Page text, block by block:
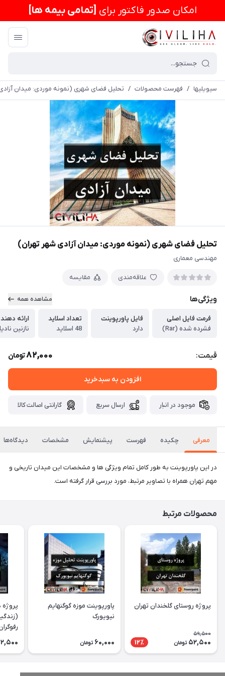
امكان صدور فاکتور برای [تمامی بیمه ها]
سیویلیها / فهرست محصولات / تحلیل فضای شهری (نمونه موردی: میدان
تحلیل فضای شهری (نمونه موردی: میدان آزادی شهر تهران)
مهندسی معماری
علاقه‌مندی مقایسه
ویژگی‌ها مشاهده همه
فرمت فایل اصلی
فشرده شده (Rar)
فایل پاورپوینت
دارد
تعداد اسلاید
48 اسلاید
ارائه
نازنین
قیمت: 82,000تومان
افزودن به سبدخرید
موجود در انبار ارسال سریع گارانتی اصالت کالا
معرفی چکیده فهرست پیشنمایش مشخصات دیدگاه‌ها
در این پاورپوینت به طور کامل تمام ویژگی ها و مشخصات این میدان تاریخی و
مهم تهران همراه با تصاویر مرتبط، مورد بررسی قرار گرفته است.
محصولات مرتبط
پروژه روستای گلخندان تهران
59,500
52,500 تومان 12٪
پاورپوینت موزه گوگنهایم
نیویورک
60,000 تومان
پروژه